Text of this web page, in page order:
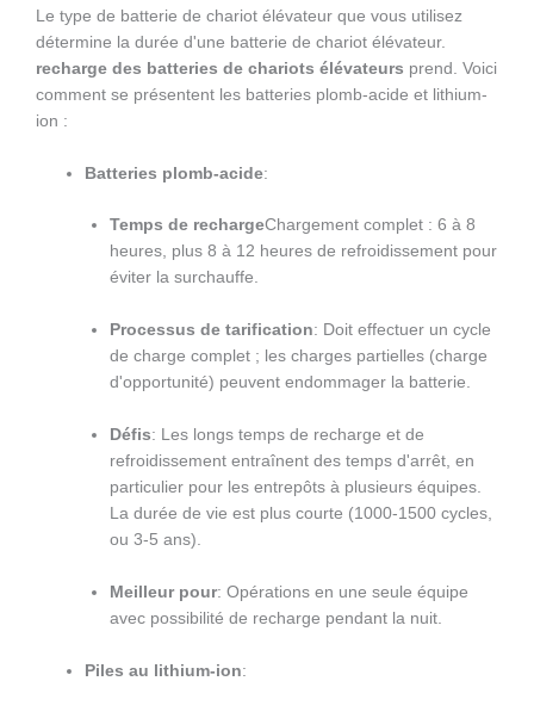
Le type de batterie de chariot élévateur que vous utilisez
détermine la durée d'une batterie de chariot élévateur.
recharge des batteries de chariots élévateurs prend. Voici
comment se présentent les batteries plomb-acide et lithium-
ion :
Batteries plomb-acide:
Temps de rechargeChargement complet : 6 à 8
heures, plus 8 à 12 heures de refroidissement pour
éviter la surchauffe.
Processus de tarification: Doit effectuer un cycle
de charge complet ; les charges partielles (charge
d'opportunité) peuvent endommager la batterie.
Défis: Les longs temps de recharge et de
refroidissement entraînent des temps d'arrêt, en
particulier pour les entrepôts à plusieurs équipes.
La durée de vie est plus courte (1000-1500 cycles,
ou 3-5 ans).
Meilleur pour: Opérations en une seule équipe
avec possibilité de recharge pendant la nuit.
Piles au lithium-ion: